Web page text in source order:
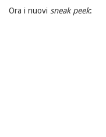
Ora i nuovi sneak peek: